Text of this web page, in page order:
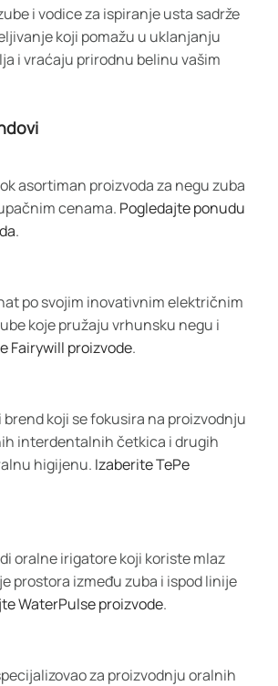
i vodice za ispiranje usta sadrže
koji pomažu u uklanjanju
i vraćaju prirodnu belinu vašim
asortiman proizvoda za negu zuba
cenama. Pogledajte ponudu
.
po svojim inovativnim električnim
koje pružaju vrhunsku negu i
Fairywill proizvode.
brend koji se fokusira na proizvodnju
interdentalnih četkica i drugih
higijenu. Izaberite TePe
oralne irigatore koji koriste mlaz
prostora između zuba i ispod linije
WaterPulse proizvode.
za proizvodnju oralnih